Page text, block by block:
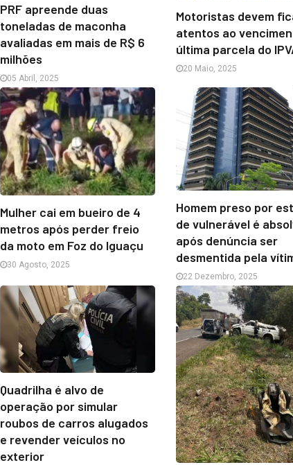
PRF apreende duas
toneladas de maconha
avaliadas em mais de R$ 6
milhões
05 Abril, 2025
Motoristas devem
atentos ao
última parcela do
20 Maio, 2025
Mulher cai em bueiro de 4
metros após perder freio
da moto em Foz do Iguaçu
30 Agosto, 2025
Homem preso por
de vulnerável é
após denúncia ser
desmentida pela
22 Dezembro, 2025
Quadrilha é alvo de
operação por simular
roubos de carros alugados
e revender veículos no
exterior